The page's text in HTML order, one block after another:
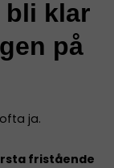
bli klar
på
ja.
fristående